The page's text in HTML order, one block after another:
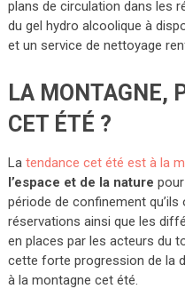
plans de circulation dans les
du gel hydro alcoolique à
et un service de nettoyage
LA MONTAGNE,
CET ÉTÉ ?
La tendance cet été est à la
l’espace et de la nature
période de confinement
réservations ainsi que les
en places par les acteurs du
cette forte progression de la
à la montagne cet été.